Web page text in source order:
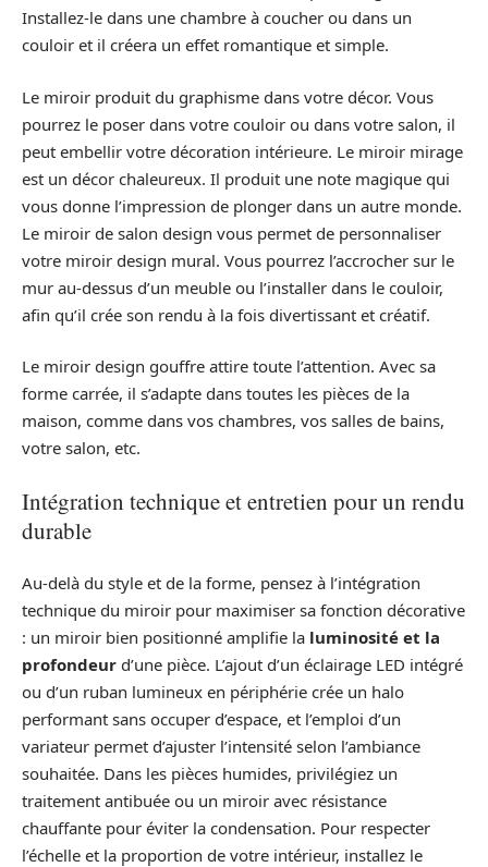
Installez-le dans une chambre à coucher ou dans un
couloir et il créera un effet romantique et simple.
Le miroir produit du graphisme dans votre décor. Vous
pourrez le poser dans votre couloir ou dans votre salon, il
peut embellir votre décoration intérieure. Le miroir mirage
est un décor chaleureux. Il produit une note magique qui
vous donne l’impression de plonger dans un autre monde.
Le miroir de salon design vous permet de personnaliser
votre miroir design mural. Vous pourrez l’accrocher sur le
mur au-dessus d’un meuble ou l’installer dans le couloir,
afin qu’il crée son rendu à la fois divertissant et créatif.
Le miroir design gouffre attire toute l’attention. Avec sa
forme carrée, il s’adapte dans toutes les pièces de la
maison, comme dans vos chambres, vos salles de bains,
votre salon, etc.
Intégration technique et entretien pour un rendu
durable
Au-delà du style et de la forme, pensez à l’intégration
technique du miroir pour maximiser sa fonction décorative
: un miroir bien positionné amplifie la luminosité et la
profondeur d’une pièce. L’ajout d’un éclairage LED intégré
ou d’un ruban lumineux en périphérie crée un halo
performant sans occuper d’espace, et l’emploi d’un
variateur permet d’ajuster l’intensité selon l’ambiance
souhaitée. Dans les pièces humides, privilégiez un
traitement antibuée ou un miroir avec résistance
chauffante pour éviter la condensation. Pour respecter
l’échelle et la proportion de votre intérieur, installez le